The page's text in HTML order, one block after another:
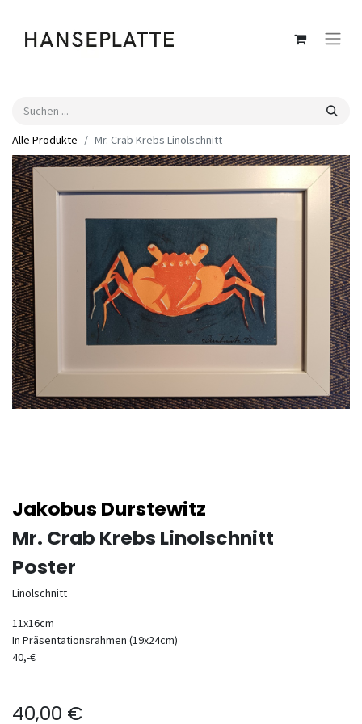
Alle Produkte Mr. Crab Krebs Linolschnitt
Jakobus Durstewitz
Mr. Crab Krebs Linolschnitt
Poster
Linolschnitt
11x16cm
In Präsentationsrahmen (19x24cm)
40,-€
40,00 €